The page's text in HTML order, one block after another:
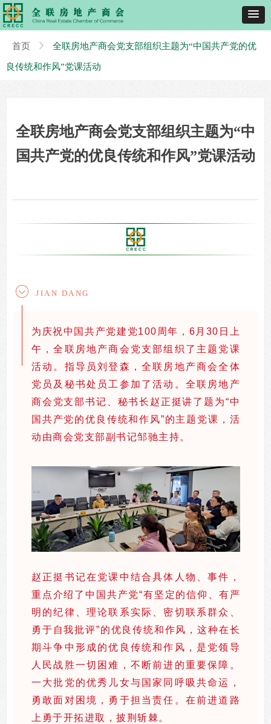
全联房地产商会党支部组织主题为“中
国共产党的优良传统和作风”党课活动
JIAN DANG
为庆祝中国共产党建党100周年，6月30日上
午，全联房地产商会党支部组织了主题党课
活动。指导员刘登森，全联房地产商会全体
党员及秘书处员工参加了活动。全联房地产
商会党支部书记、秘书长赵正挺讲了题为“中
国共产党的优良传统和作风”的主题党课，活
动由商会党支部副书记邹驰主持。
赵正挺书记在党课中结合具体人物、事件，
重点介绍了中国共产党“有坚定的信仰、有严
明的纪律、理论联系实际、密切联系群众、
勇于自我批评”的优良传统和作风，这种在长
期斗争中形成的优良传统和作风，是党领导
人民战胜一切困难，不断前进的重要保障。
一大批党的优秀儿女与国家同呼吸共命运，
勇敢面对困境，勇于担当责任。在前进道路
上勇于开拓进取，披荆斩棘。
首页 ꁕ 全联房地产商会党支部组织主题为“中国共产党的优
良传统和作风”党课活动